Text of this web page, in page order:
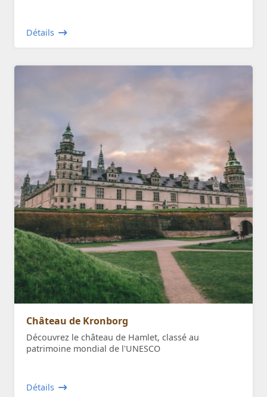
Détails
Château de Kronborg
Découvrez le château de Hamlet, classé au
patrimoine mondial de l'UNESCO
Détails